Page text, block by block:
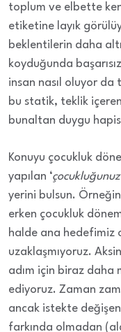
toplum ve elbette
etiketine layık
beklentilerin daha
koyduğunda
insan nasıl oluyor
bu statik, teklik
bunaltan duygu
Konuyu çocukluk
yapılan ‘
yerini bulsun.
erken çocukluk
halde ana hedefimiz
uzaklaşmıyoruz.
adım için biraz
ediyoruz. Zaman
ancak istekte
farkında olmadan